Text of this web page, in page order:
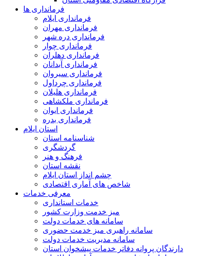
فرمانداری ها
فرمانداری ایلام
فرمانداری مهران
فرمانداری دره شهر
فرمانداری چوار
فرمانداری دهلران
فرمانداری آبدانان
فرمانداری سیروان
فرمانداری چرداول
فرمانداری هلیلان
فرمانداری ملکشاهی
فرمانداری ایوان
فرمانداری بدره
استان ایلام
شناسنامه استان
گردشگری
فرهنگ و هنر
نقشه استان
چشم انداز استان ایلام
شاخص های آماری اقتصادی
معرفی خدمات
خدمات استانداری
میز خدمت وزارت کشور
سامانه های خدمات دولت
سامانه راهبری میز خدمت حضوری
سامانه مدیریت خدمات دولت
دارندگان پروانه دفاتر خدمات پیشخوان استان